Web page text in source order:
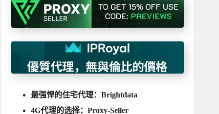
最强悍的住宅代理： Brightdata
4G代理的选择： Proxy-Seller